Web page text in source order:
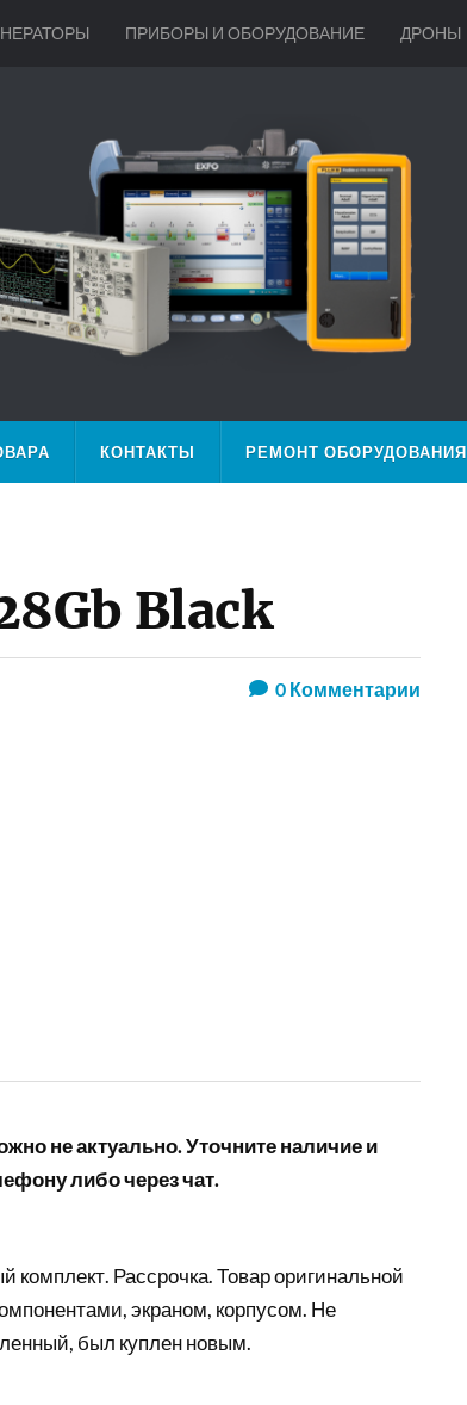
ПРИБОРЫ И ОБОРУДОВАНИЕ ДРОНЫ
КОНТАКТЫ РЕМОНТ ОБОРУДОВАНИЯ
Black
0Комментарии
не актуально. Уточните наличие и
либо через чат.
Рассрочка. Товар оригинальной
экраном, корпусом. Не
был куплен новым.